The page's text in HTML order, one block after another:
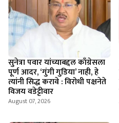
सुनेत्रा पवार यांच्याबद्दल काँग्रेसला
पूर्ण आदर, ‘गुंगी गुडिया’ नाही, हे
त्यांनी सिद्ध करावे : विरोधी पक्षनेते
विजय वडेट्टीवार
August 07, 2026